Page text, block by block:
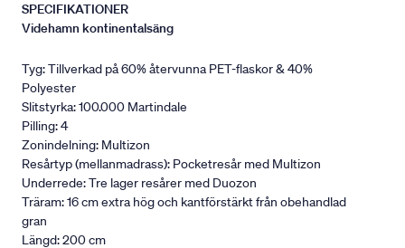
SPECIFIKATIONER
Videhamn kontinentalsäng
Tyg: Tillverkad på 60% återvunna PET-flaskor & 40%
Polyester
Slitstyrka: 100.000 Martindale
Pilling: 4
Zonindelning: Multizon
Resårtyp (mellanmadrass): Pocketresår med Multizon
Underrede: Tre lager resårer med Duozon
Träram: 16 cm extra hög och kantförstärkt från obehandlad
gran
Längd: 200 cm